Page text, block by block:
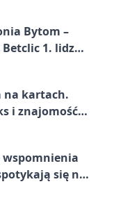
Bytom –
1. lidze.
na kartach.
i znajomość
wspomnienia
się na